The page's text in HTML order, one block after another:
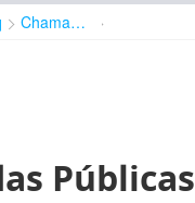
Chamadas
Públicas